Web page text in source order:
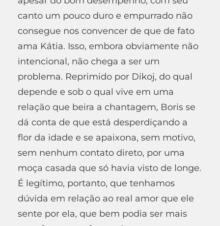
canto um pouco duro e empurrado não
consegue nos convencer de que de fato
ama Kátia. Isso, embora obviamente não
intencional, não chega a ser um
problema. Reprimido por Dikoj, do qual
depende e sob o qual vive em uma
relação que beira a chantagem, Boris se
dá conta de que está desperdiçando a
flor da idade e se apaixona, sem motivo,
sem nenhum contato direto, por uma
moça casada que só havia visto de longe.
É legítimo, portanto, que tenhamos
dúvida em relação ao real amor que ele
sente por ela, que bem podia ser mais